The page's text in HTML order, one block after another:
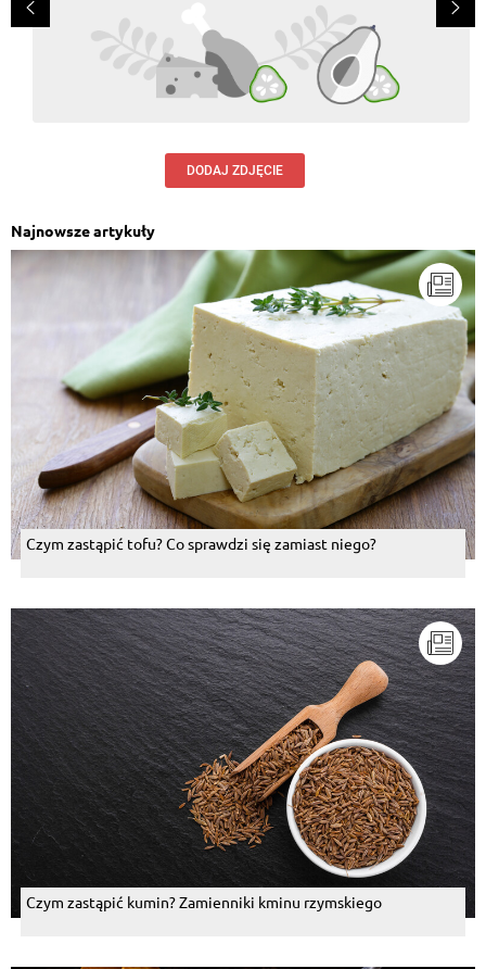
DODAJ ZDJĘCIE
Najnowsze artykuły
Czym zastąpić tofu? Co sprawdzi się zamiast niego?
Czym zastąpić kumin? Zamienniki kminu rzymskiego